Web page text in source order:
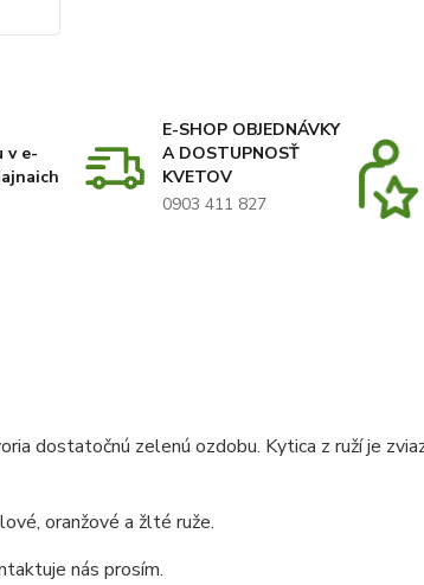
v e-
E-SHOP OBJEDNÁVKY
A DOSTUPNOSŤ
KVETOV
0903 411 827
dostatočnú zelenú ozdobu. Kytica z ruží je
oranžové a žlté ruže.
nás prosím.